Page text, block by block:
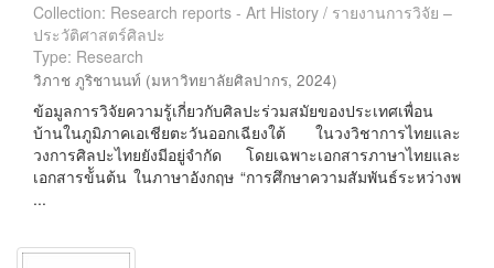
Collection: Research reports - Art History / รายงานการวิจัย –
ประวัติศาสตร์ศิลปะ
Type: Research
วิภาช ภูริชานนท์ (มหาวิทยาลัยศิลปากร, 2024)
ข้อมูลการวิจัยความรู้เกี่ยวกับศิลปะร่วมสมัยของประเทศเพื่อน
บ้านในภูมิภาคเอเชียตะวันออกเฉียงใต้ ในวงวิชาการไทยและ
วงการศิลปะไทยยังมีอยู่จํากัด โดยเฉพาะเอกสารภาษาไทยและ
เอกสารข้ันต้น ในภาษาอังกฤษ “การศึกษาความสัมพันธ์ระหว่างพ
...